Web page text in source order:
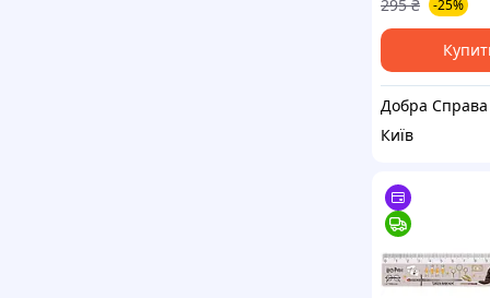
295 ₴ -25%
Добра Справа
Київ